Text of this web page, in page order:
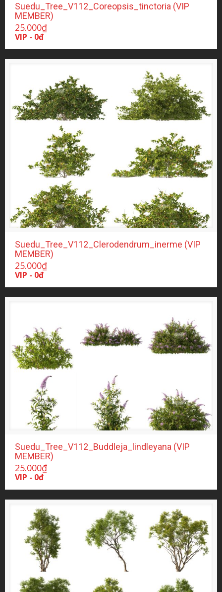
Suedu_Tree_V112_Coreopsis_tinctoria (VIP
MEMBER)
25.000₫
VIP - 0đ
Suedu_Tree_V112_Clerodendrum_inerme (VIP
MEMBER)
25.000₫
VIP - 0đ
Suedu_Tree_V112_Buddleja_lindleyana (VIP
MEMBER)
25.000₫
VIP - 0đ